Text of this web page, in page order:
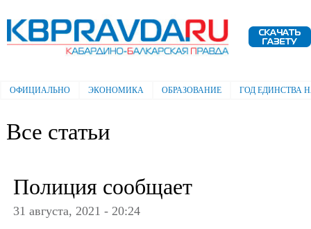
Электронная газета "Кабардино-
Балкарская правда"
Главное меню
ОФИЦИАЛЬНО ЭКОНОМИКА ОБРАЗОВАНИЕ ГОД ЕДИНСТВА
Все статьи
Полиция сообщает
31 августа, 2021 - 20:24